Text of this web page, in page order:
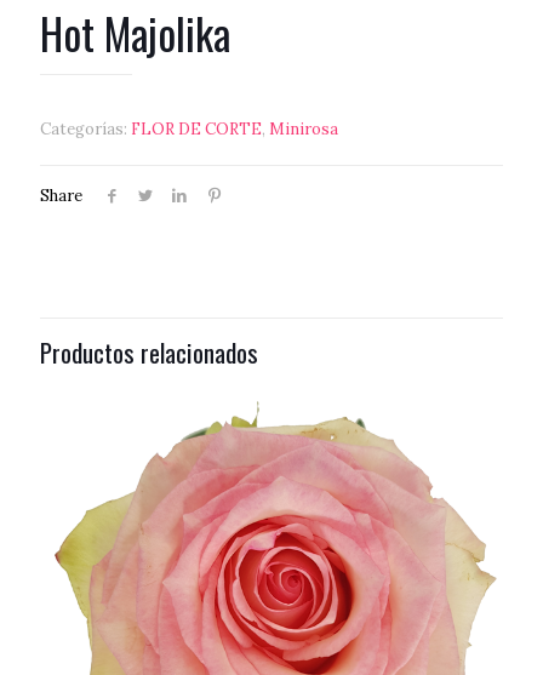
Hot Majolika
Categorías: FLOR DE CORTE, Minirosa
Share
Productos relacionados